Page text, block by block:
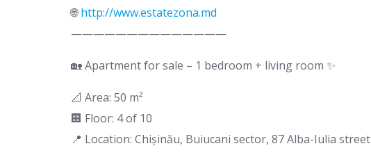
🌐http://www.estatezona.md
——————————————
🏡 Apartment for sale – 1 bedroom + living room ✨
📐 Area: 50 m²
🏢 Floor: 4 of 10
📍 Location: Chișinău, Buiucani sector, 87 Alba-Iulia street